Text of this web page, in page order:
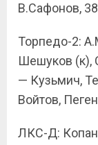
В.Сафонов,
Торпедо-2:
Шешуков (к),
— Кузьмич,
Войтов,
ЛКС-Д: